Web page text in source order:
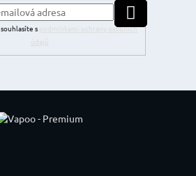
s
podmínkami ochrany osobních